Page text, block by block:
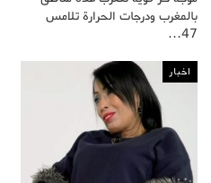
بالمغرب ودرجات الحرارة تلامس
47…
اخبار